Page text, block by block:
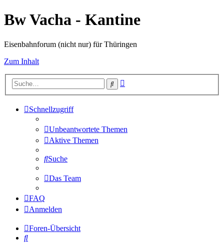
Bw Vacha - Kantine
Eisenbahnforum (nicht nur) für Thüringen
Zum Inhalt
Suche
Schnellzugriff
Unbeantwortete Themen
Aktive Themen
Suche
Das Team
FAQ
Anmelden
Foren-Übersicht
Suche